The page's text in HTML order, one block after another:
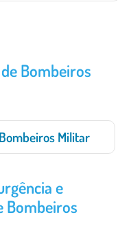
Bombeiros
Militar
e
Bombeiros